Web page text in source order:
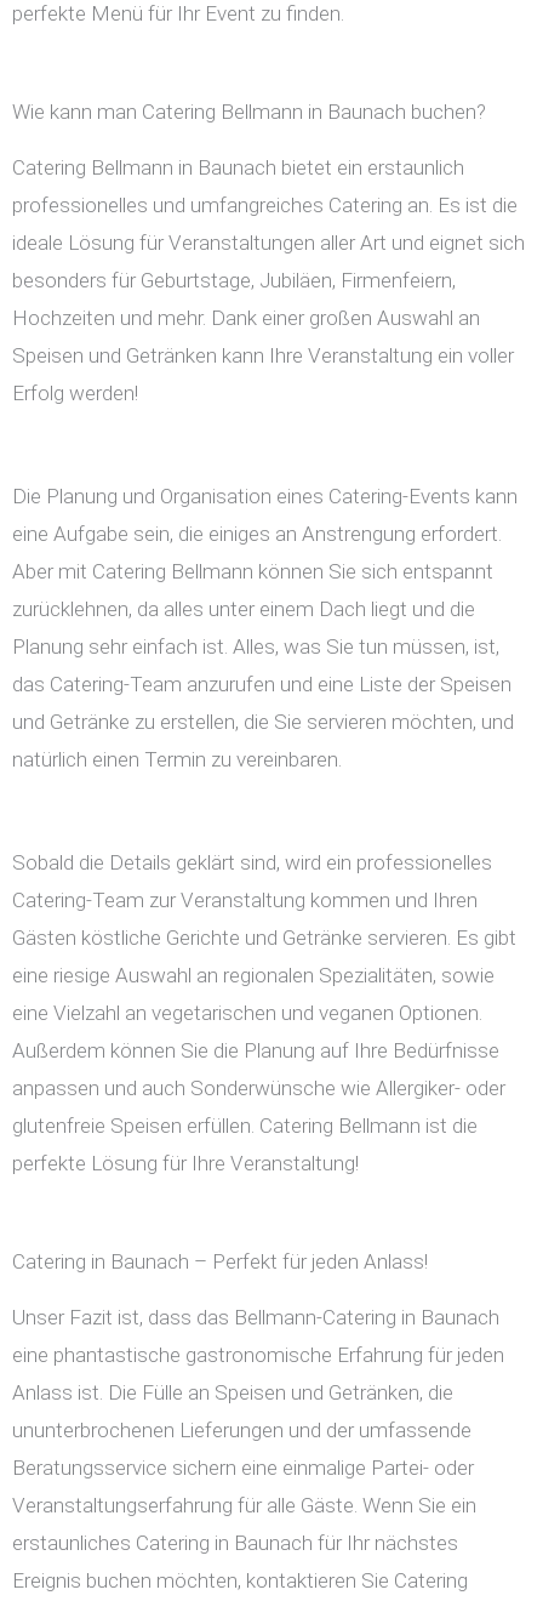
perfekte Menü für Ihr Event zu finden.
Wie kann man Catering Bellmann in Baunach buchen?
Catering Bellmann in Baunach bietet ein erstaunlich
professionelles und umfangreiches Catering an. Es ist die
ideale Lösung für Veranstaltungen aller Art und eignet sich
besonders für Geburtstage, Jubiläen, Firmenfeiern,
Hochzeiten und mehr. Dank einer großen Auswahl an
Speisen und Getränken kann Ihre Veranstaltung ein voller
Erfolg werden!
Die Planung und Organisation eines Catering-Events kann
eine Aufgabe sein, die einiges an Anstrengung erfordert.
Aber mit Catering Bellmann können Sie sich entspannt
zurücklehnen, da alles unter einem Dach liegt und die
Planung sehr einfach ist. Alles, was Sie tun müssen, ist,
das Catering-Team anzurufen und eine Liste der Speisen
und Getränke zu erstellen, die Sie servieren möchten, und
natürlich einen Termin zu vereinbaren.
Sobald die Details geklärt sind, wird ein professionelles
Catering-Team zur Veranstaltung kommen und Ihren
Gästen köstliche Gerichte und Getränke servieren. Es gibt
eine riesige Auswahl an regionalen Spezialitäten, sowie
eine Vielzahl an vegetarischen und veganen Optionen.
Außerdem können Sie die Planung auf Ihre Bedürfnisse
anpassen und auch Sonderwünsche wie Allergiker- oder
glutenfreie Speisen erfüllen. Catering Bellmann ist die
perfekte Lösung für Ihre Veranstaltung!
Catering in Baunach – Perfekt für jeden Anlass!
Unser Fazit ist, dass das Bellmann-Catering in Baunach
eine phantastische gastronomische Erfahrung für jeden
Anlass ist. Die Fülle an Speisen und Getränken, die
ununterbrochenen Lieferungen und der umfassende
Beratungsservice sichern eine einmalige Partei- oder
Veranstaltungserfahrung für alle Gäste. Wenn Sie ein
erstaunliches Catering in Baunach für Ihr nächstes
Ereignis buchen möchten, kontaktieren Sie Catering